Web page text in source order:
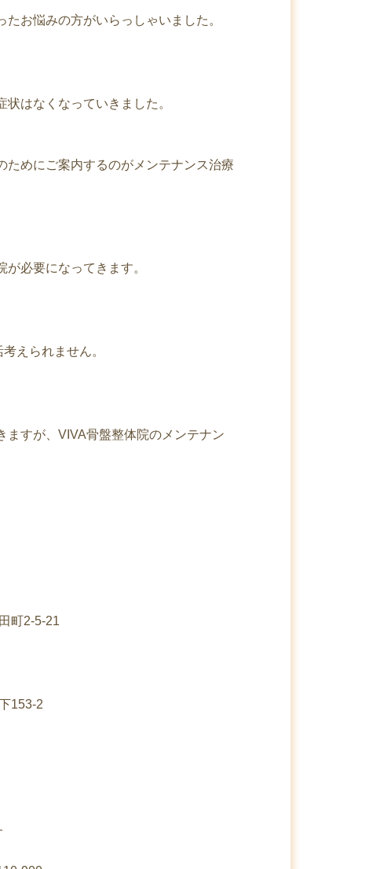
お悩みの方がいらっしゃいました。
はなくなっていきました。
ためにご案内するのがメンテナンス治療
必要になってきます。
えられません。
ますが、VIVA骨盤整体院のメンテナン
町2-5-21
153-2